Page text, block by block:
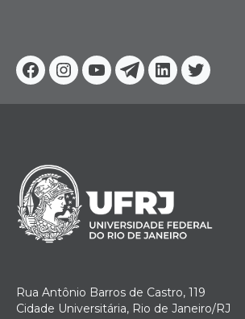
Facebook
Instagram
YoutubeTelegram
Linkedin
Twitter
Rua Antônio Barros de Castro, 119
Cidade Universitária, Rio de Janeiro/RJ